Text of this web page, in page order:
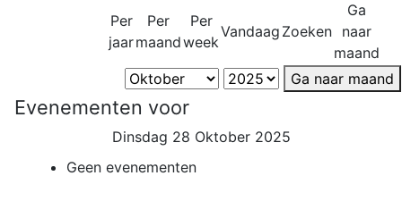
Per
jaar
Per
maand
Per
week
Vandaag Zoeken
Ga
naar
maand
Ga naar maand
Evenementen voor
Dinsdag 28 Oktober 2025
Geen evenementen